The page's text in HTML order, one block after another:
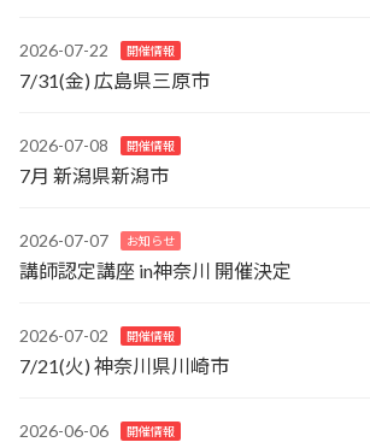
2026-07-22 開催情報
7/31(金) 広島県三原市
2026-07-08 開催情報
7月 新潟県新潟市
2026-07-07 お知らせ
講師認定講座 in神奈川 開催決定
2026-07-02 開催情報
7/21(火) 神奈川県川崎市
2026-06-06 開催情報